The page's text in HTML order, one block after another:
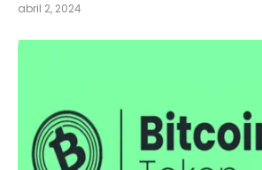
abril 2, 2024